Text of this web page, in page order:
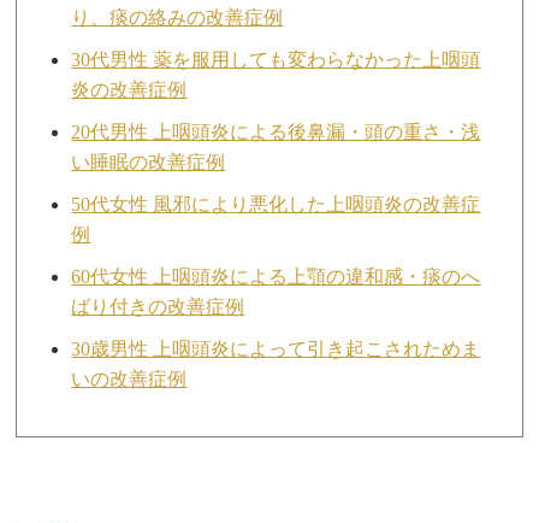
り、痰の絡みの改善症例
30代男性 薬を服用しても変わらなかった上咽頭
炎の改善症例
20代男性 上咽頭炎による後鼻漏・頭の重さ・浅
い睡眠の改善症例
50代女性 風邪により悪化した上咽頭炎の改善症
例
60代女性 上咽頭炎による上顎の違和感・痰のへ
ばり付きの改善症例
30歳男性 上咽頭炎によって引き起こされためま
いの改善症例